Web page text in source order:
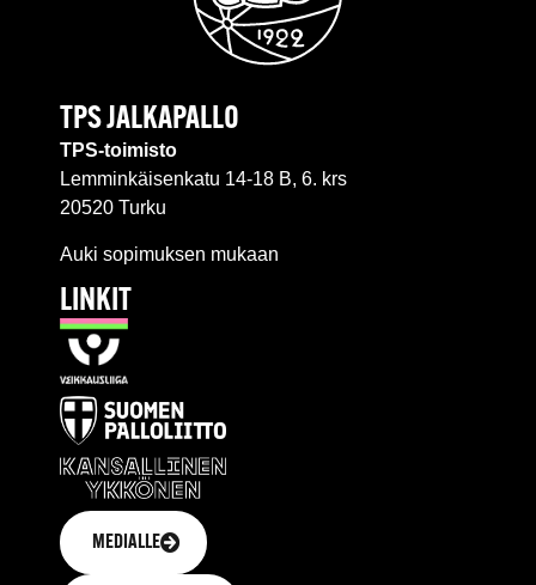
TPS JALKAPALLO
TPS-toimisto
Lemminkäisenkatu 14-18 B, 6. krs
20520 Turku
Auki sopimuksen mukaan
LINKIT
MEDIALLE